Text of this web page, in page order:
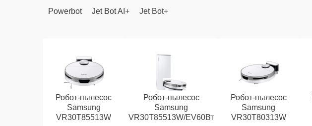
Powerbot
Jet Bot AI+ Jet Bot+
Робот-пылесос
Samsung
VR30T85513W
Робот-пылесос
Samsung
VR30T85513W/EV60Вт
Робот-пылесос
Samsung
VR30T80313W